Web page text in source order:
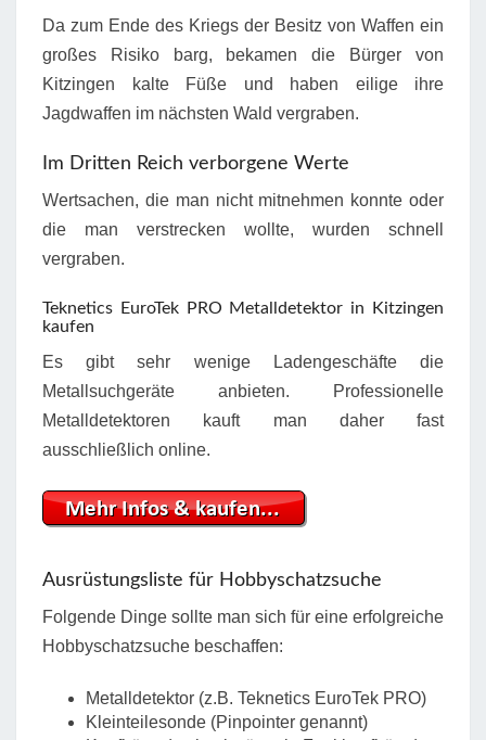
Da zum Ende des Kriegs der Besitz von Waffen ein
großes Risiko barg, bekamen die Bürger von
Kitzingen kalte Füße und haben eilige ihre
Jagdwaffen im nächsten Wald vergraben.
Im Dritten Reich verborgene Werte
Wertsachen, die man nicht mitnehmen konnte oder
die man verstrecken wollte, wurden schnell
vergraben.
Teknetics EuroTek PRO Metalldetektor in Kitzingen
kaufen
Es gibt sehr wenige Ladengeschäfte die
Metallsuchgeräte anbieten. Professionelle
Metalldetektoren kauft man daher fast
ausschließlich online.
Ausrüstungsliste für Hobbyschatzsuche
Folgende Dinge sollte man sich für eine erfolgreiche
Hobbyschatzsuche beschaffen:
Metalldetektor (z.B. Teknetics EuroTek PRO)
Kleinteilesonde (Pinpointer genannt)